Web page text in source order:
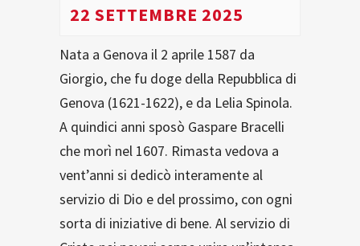
22 SETTEMBRE 2025
Nata a Genova il 2 aprile 1587 da
Giorgio, che fu doge della Repubblica di
Genova (1621-1622), e da Lelia Spinola.
A quindici anni sposò Gaspare Bracelli
che morì nel 1607. Rimasta vedova a
vent’anni si dedicò interamente al
servizio di Dio e del prossimo, con ogni
sorta di iniziative di bene. Al servizio di